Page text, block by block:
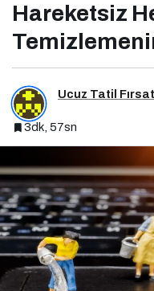
Hareketsiz
Ucuz Tatil
3dk, 57sn